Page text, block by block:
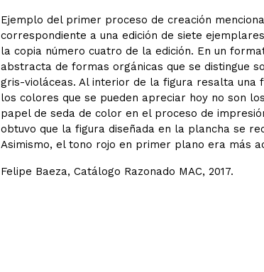
Ejemplo del primer proceso de creación
correspondiente a una edición de siete
la copia número cuatro de la edición. En un
abstracta de formas orgánicas que se distingue
gris-violáceas. Al interior de la figura resalta una
los colores que se pueden apreciar hoy no son
papel de seda de color en el proceso de
obtuvo que la figura diseñada en la plancha se
Asimismo, el tono rojo en primer plano era más
Felipe Baeza, Catálogo Razonado MAC, 2017.